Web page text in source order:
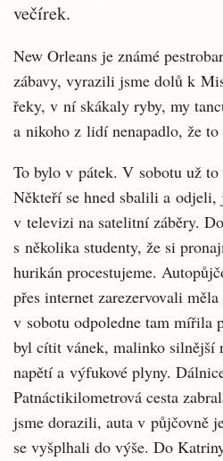
večírek.
New Orleans je známé
zábavy, vyrazili jsme dolů k
řeky, v ní skákaly ryby, my
a nikoho z lidí nenapadlo, že
To bylo v pátek. V sobotu už
Někteří se hned sbalili a
v televizi na satelitní záběry.
s několika studenty, že si
hurikán procestujeme.
přes internet zarezervovali
v sobotu odpoledne tam mířila
byl cítit vánek, malinko silnější
napětí a výfukové plyny.
Patnáctikilometrová cesta
jsme dorazili, auta v půjčovně
se vyšplhali do výše. Do